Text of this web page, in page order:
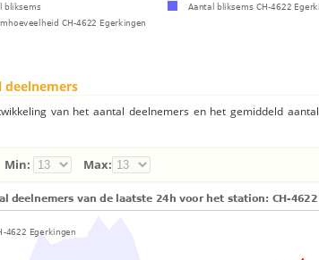
van het aantal deelnemers en het gemiddeld aantal
Min: Max: